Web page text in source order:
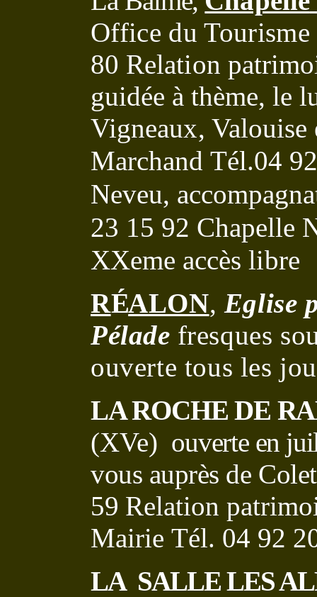
Office du Tourisme
80 Relation
guidée à thème, le
Vigneaux,
Marchand Tél.04
Neveu,
23 15 92 Chapelle
XXeme accès libre
RÉALON, Eglise
Pélade fresques
ouverte tous les
LA ROCHE DE
(XVe) ouverte en
vous auprès de
59 Relation
MairieTél. 04 92
LA SALLE LES